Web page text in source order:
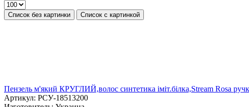
Список без картинки Список с картинкой
Пензель м'який КРУГЛИЙ,волос синтетика іміт.білка,Stream Rosa
Артикул: РСУ-18513200